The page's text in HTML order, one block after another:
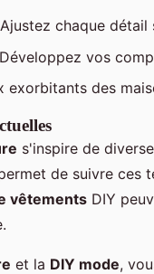
chaque détail
vos
exorbitants des
s'inspire de
de suivre ces
vêtements DIY
et la DIY mode,